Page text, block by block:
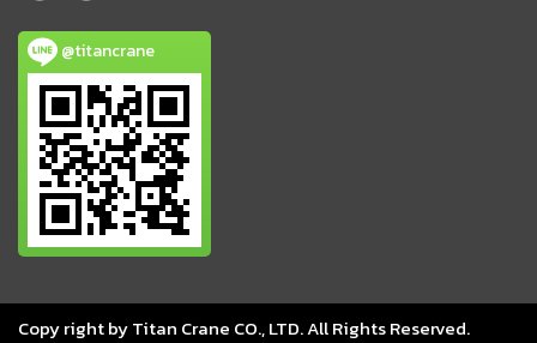
@titancrane
Copy right by Titan Crane CO., LTD. All Rights Reserved.